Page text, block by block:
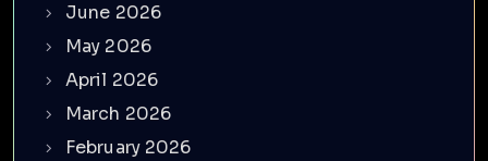
June 2026
May 2026
April 2026
March 2026
February 2026